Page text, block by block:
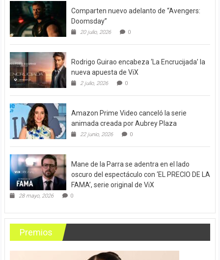
Comparten nuevo adelanto de “Avengers:
Doomsday”
20 julio, 2026 0
Rodrigo Guirao encabeza ‘La Encrucijada’ la
nueva apuesta de ViX
2 julio, 2026 0
Amazon Prime Video canceló la serie
animada creada por Aubrey Plaza
22 junio, 2026 0
Mane de la Parra se adentra en el lado
oscuro del espectáculo con ‘EL PRECIO DE LA
FAMA’, serie original de ViX
28 mayo, 2026 0
Premios